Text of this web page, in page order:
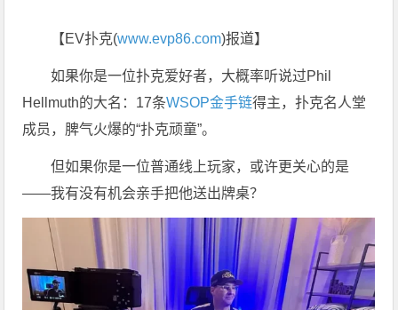
【EV扑克(www.evp86.com)报道】
如果你是一位扑克爱好者，大概率听说过Phil
Hellmuth的大名：17条WSOP金手链得主，扑克名人堂
成员，脾气火爆的“扑克顽童”。
但如果你是一位普通线上玩家，或许更关心的是
——我有没有机会亲手把他送出牌桌？